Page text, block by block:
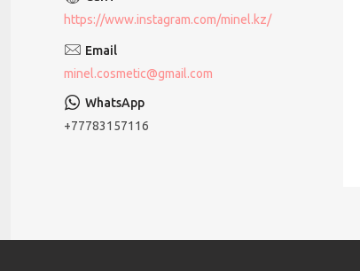
https://www.instagram.com/minel.kz/
minel.cosmetic@gmail.com
+77783157116